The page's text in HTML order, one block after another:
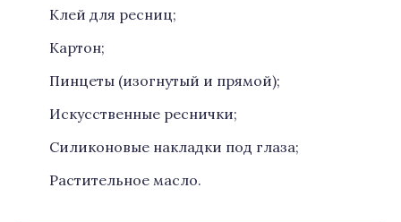
Клей для ресниц;
Картон;
Пинцеты (изогнутый и прямой);
Искусственные реснички;
Силиконовые накладки под глаза;
Растительное масло.